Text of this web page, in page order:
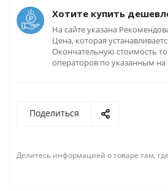
Хотите купить
На сайте указана
Цена, которая
Окончательную стоимость
операторов по указанным на
Поделиться
Делитесь информацией о товаре там,